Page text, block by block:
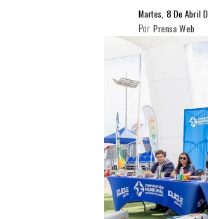
Martes, 8 De Abril
Prensa Web
Por